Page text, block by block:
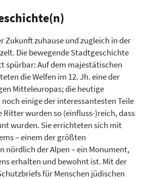
Zukunft zuhause und zugleich in der
Die bewegende Stadtgeschichte
spürbar: Auf dem majestätischen
die Welfen im 12. Jh. eine der
Mitteleuropas; die heutige
einige der interessantesten Teile
Ritter wurden so (einfluss-)reich, dass
wurden. Sie errichteten sich mit
– einem der größten
nördlich der Alpen – ein Monument,
erhalten und bewohnt ist. Mit der
für Menschen jüdischen